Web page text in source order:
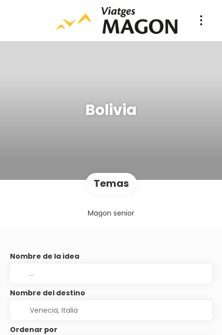
Bolivia
Temas
Magon senior
Nombre de la idea
Nombre del destino
Ordenar por